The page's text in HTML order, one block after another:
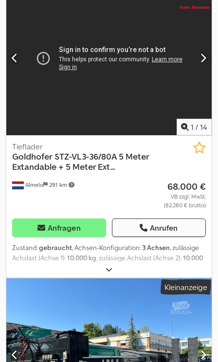
Sparetyre. Dimmensions: Neck: L: 3500 mm. W: 2550 mm. H: 1550
applicable to all adverts, offers and quotations by Heinhuis, all
agreements entered into by Heinhuis and the negotiations
preceding them. By any form of response you accept the
13.800 kg Zuladung: 26.400 kg zGG: 40.200 kg Ausziehbarer
Aufbau: Ja = Firmeninformationen = Für mehr Informationen:
1 / 14
Almelo 291 km
Tieflader
Goldhofer STZ-VL3-36/80A 5 Meter
Extandable + 5 Meter Ext...
68.000 €
VB zzgl. MwSt.
(82.280 € brutto)
Anfragen Anrufen
Zustand:gebraucht, Achsen-Konfiguration: 3 Achsen, zulässige
Achslast (Achse 1):10.000 kg , zulässige Achslast (Achse 2):10.000
, zulässige Achslast (Achse 3):10.000 kg
Reifengröße:245/70R17,5, Farbe:Gelb, Baujahr:2008, Goldhofer
STZ-VL3-36/80A. Year: 2008. 10-11.2 tons BPW axles. Max weight:
gooseneck. Allu boards + toolbox on gooseneck. Djdpfozr Nl Djx
Ackock Extensions 2 + 3 meter. 5 meter Extandable.
Airsuspension. Central greasing system. Powersteering. Excavator
bridge. 3 detachable floor parts. Hydraulic works on hydraulic
from the truck. Dimmensions: Neck: L: 3500 mm. W: 2470 mm. H:
1650 mm. Kingpin height: 1300 mm. Floor: L: 8000 mm. W: 2550 mm.
Kleinanzeige